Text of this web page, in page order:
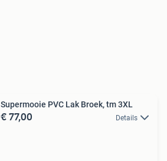
Supermooie PVC Lak Broek, tm 3XL
€ 77,00 Details